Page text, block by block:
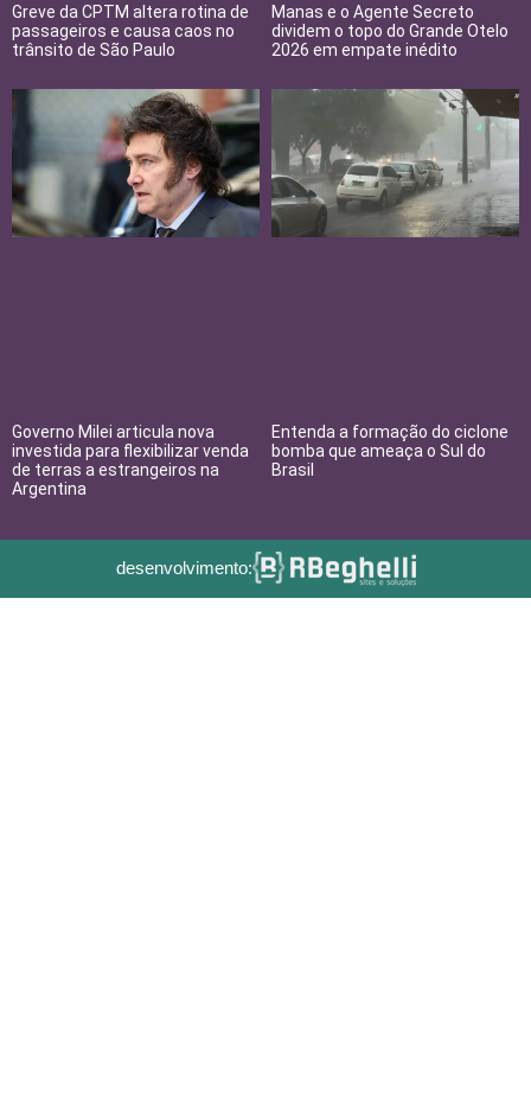
Greve da CPTM altera rotina de
passageiros e causa caos no
trânsito de São Paulo
Manas e o Agente Secreto
dividem o topo do Grande Otelo
2026 em empate inédito
Governo Milei articula nova
investida para flexibilizar venda
de terras a estrangeiros na
Argentina
Entenda a formação do ciclone
bomba que ameaça o Sul do
Brasil
desenvolvimento: